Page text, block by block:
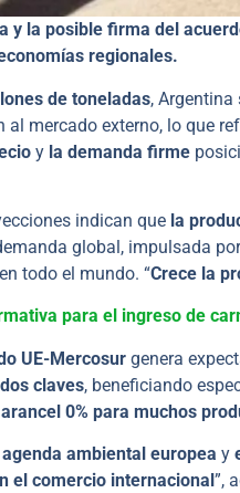
y la posible firma del
regionales.
de toneladas,
al mercado externo, lo que
y la demanda firme
indican que la
global, impulsada
todo el mundo. “Crece la
para el ingreso de
UE-Mercosur genera
claves, beneficiando
arancel 0% para muchos
agenda ambiental europea y
el comercio internacional”,